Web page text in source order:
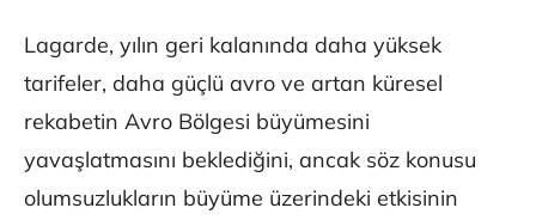
Lagarde, yılın geri kalanında daha yüksek
tarifeler, daha güçlü avro ve artan küresel
rekabetin Avro Bölgesi büyümesini
yavaşlatmasını beklediğini, ancak söz konusu
olumsuzlukların büyüme üzerindeki etkisinin